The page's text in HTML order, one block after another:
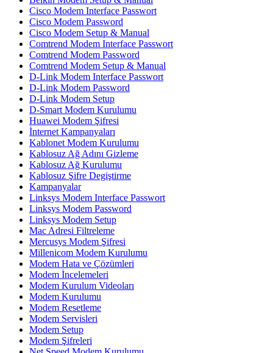
Cisco Modem Interface Passwort
Cisco Modem Password
Cisco Modem Setup & Manual
Comtrend Modem Interface Passwort
Comtrend Modem Password
Comtrend Modem Setup & Manual
D-Link Modem Interface Passwort
D-Link Modem Password
D-Link Modem Setup
D-Smart Modem Kurulumu
Huawei Modem Şifresi
İnternet Kampanyaları
Kablonet Modem Kurulumu
Kablosuz Ağ Adını Gizleme
Kablosuz Ağ Kurulumu
Kablosuz Şifre Degiştirme
Kampanyalar
Linksys Modem Interface Passwort
Linksys Modem Password
Linksys Modem Setup
Mac Adresi Filtreleme
Mercusys Modem Şifresi
Millenicom Modem Kurulumu
Modem Hata ve Çözümleri
Modem İncelemeleri
Modem Kurulum Videoları
Modem Kurulumu
Modem Resetleme
Modem Servisleri
Modem Setup
Modem Şifreleri